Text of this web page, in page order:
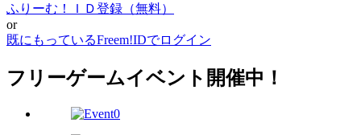
ふりーむ！ＩＤ登録（無料）
or
既にもっているFreem!IDでログイン
フリーゲームイベント開催中！